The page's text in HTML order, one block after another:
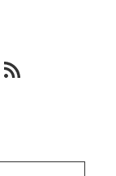
Flux RSS